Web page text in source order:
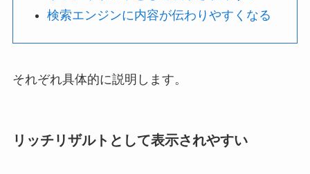
検索エンジンに内容が伝わりやすくなる
それぞれ具体的に説明します。
リッチリザルトとして表示されやすい